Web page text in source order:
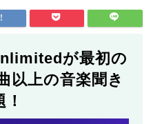
が最初の
以上の音楽聞き